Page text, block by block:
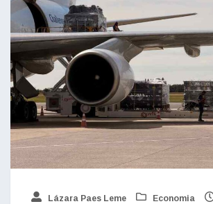
Lázara Paes Leme Economia